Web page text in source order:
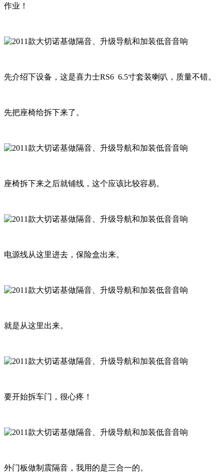
作业！
先介绍下设备，这是喜力士RS6 6.5寸套装喇叭，质量不错。
先把座椅给拆下来了。
座椅拆下来之后就铺线，这个应该比较容易。
电源线从这里进去，保险盒出来。
就是从这里出来。
要开始拆车门，很心疼！
外门板做制震隔音，我用的是三合一的。